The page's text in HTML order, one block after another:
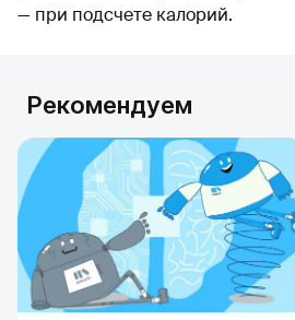
— при подсчете калорий.
Рекомендуем